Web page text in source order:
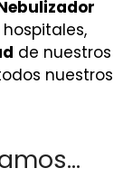
de nuestros
nuestros